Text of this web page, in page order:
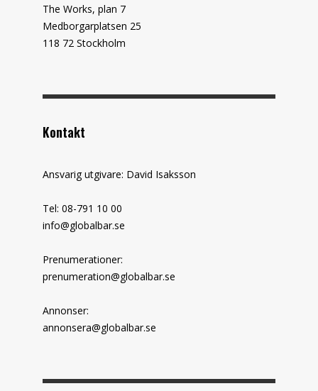
The Works, plan 7
Medborgarplatsen 25
118 72 Stockholm
Kontakt
Ansvarig utgivare: David Isaksson
Tel: 08-791 10 00
info@globalbar.se
Prenumerationer:
prenumeration@globalbar.se
Annonser:
annonsera@globalbar.se